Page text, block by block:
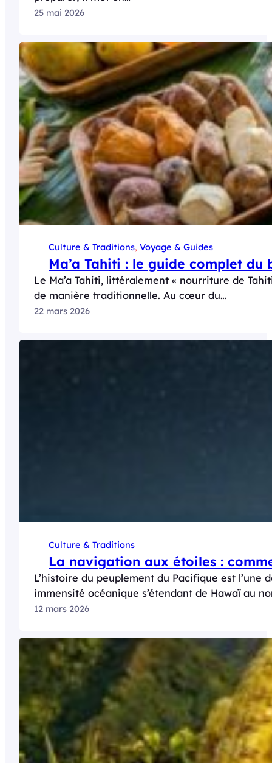
25 mai 2026
Culture & Traditions, Voyage & Guides
Ma’a Tahiti : le guide complet
Le Ma’a Tahiti, littéralement « nourriture de
de manière traditionnelle. Au cœur du…
22 mars 2026
Culture & Traditions
La navigation aux étoiles :
L’histoire du peuplement du Pacifique est
immensité océanique s’étendant de Hawaï au
12 mars 2026